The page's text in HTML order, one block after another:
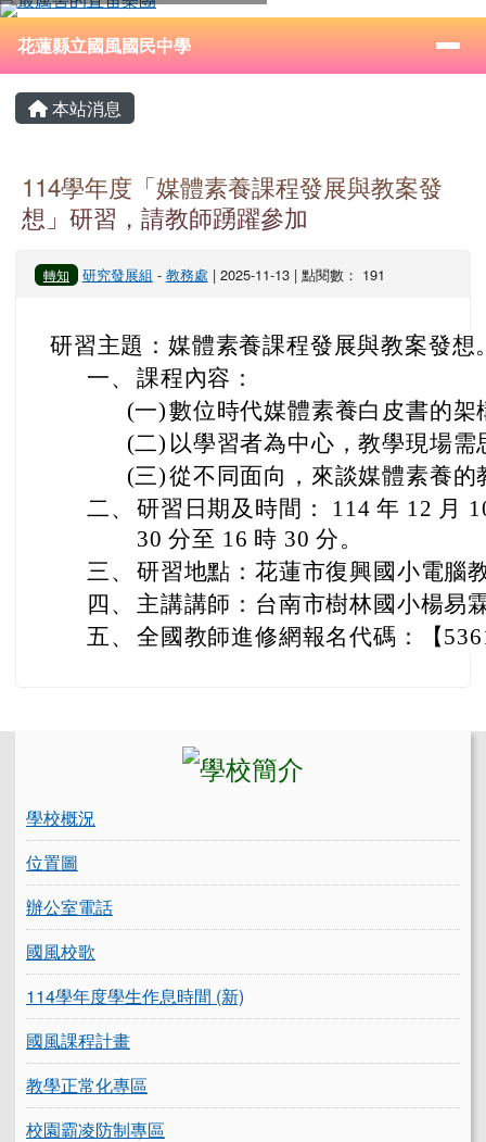
跳至主內容區
花蓮縣立國風國民中學
⏸
導覽列
花蓮縣立國風國民中學
主內容區域
本站消息
114學年度「媒體素養課程發展與教案發
想」研習，請教師踴躍參加
轉知 研究發展組 - 教務處 | 2025-11-13 | 點閱數： 191
研習主題：媒體素養課程發展與教案發想
一、 課程內容：
(一)數位時代媒體素養白皮書的架
(二) 以學習者為中心，教學現場需
(三)從不同面向，來談媒體素養的
二、 研習日期及時間： 114 年 12 月
30 分至 16 時 30 分。
三、 研習地點：花蓮市復興國小電腦
四、
主講講師：台南市樹林國小楊易
五、 全國教師進修網報名代碼：【
學校概況
位置圖
辦公室電話
國風校歌
114學年度學生作息時間 (新)
國風課程計畫
教學正常化專區
校園霸凌防制專區
頁尾區域